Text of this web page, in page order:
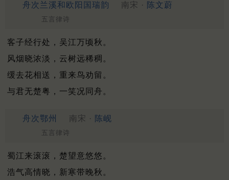
舟次兰溪和欧阳国瑞韵 南宋 · 陈文蔚
五言律诗
客子经行处，吴江万顷秋。
风烟晓浓淡，云树远稀稠。
缓去花相送，重来鸟劝留。
与君无楚粤，一笑况同舟。
舟次鄂州 南宋 · 陈岘
五言律诗
蜀江来滚滚，楚望意悠悠。
浩气高情晓，新寒带晚秋。